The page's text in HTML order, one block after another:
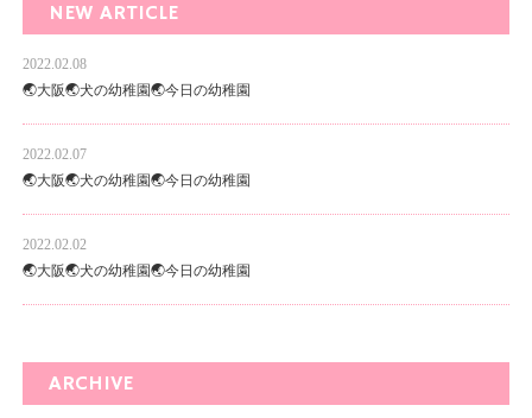
NEW ARTICLE
2022.02.08
🌏大阪🌏犬の幼稚園🌏今日の幼稚園
2022.02.07
🌏大阪🌏犬の幼稚園🌏今日の幼稚園
2022.02.02
🌏大阪🌏犬の幼稚園🌏今日の幼稚園
ARCHIVE